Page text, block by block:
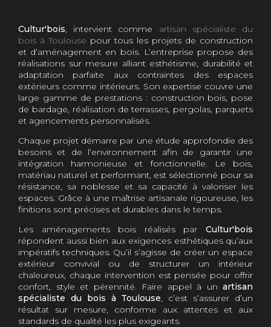
Cultur'bois, intervient comme artisan spécialiste du
bois à Toulouse pour tous les projets de construction
et d’aménagement en bois. L’entreprise propose des
réalisations sur mesure alliant esthétisme, durabilité et
adaptation parfaite aux contraintes des espaces
extérieurs comme intérieurs. Son expertise couvre une
large gamme de prestations : construction bois, pose
de bardage, réalisation de terrasses, pergolas, parquets
et agencements personnalisés.
Chaque projet démarre par une étude approfondie des
besoins et de l’environnement afin de garantir une
intégration harmonieuse et fonctionnelle. Le bois,
matériau naturel et performant, est sélectionné pour sa
résistance, sa noblesse et sa capacité à valoriser les
espaces. Grâce à une maîtrise artisanale rigoureuse, les
finitions sont précises et durables dans le temps.
Les aménagements bois réalisés par Cultur'bois
répondent aussi bien aux exigences esthétiques qu’aux
impératifs techniques. Qu’il s’agisse de créer un espace
extérieur convivial ou de structurer un intérieur
chaleureux, chaque intervention est pensée pour offrir
confort, style et pérennité. Faire appel à un artisan
spécialiste du bois à Toulouse, c’est s’assurer d’un
résultat sur mesure, conforme aux attentes et aux
standards de qualité les plus exigeants.